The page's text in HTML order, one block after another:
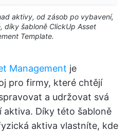
aktivy, od zásob po vybavení,
díky šabloně ClickUp Asset
Template.
Management je
pro firmy, které chtějí
a udržovat svá
Díky této šabloně
aktiva vlastníte, kde